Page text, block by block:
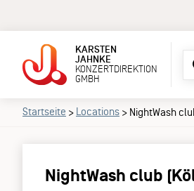
KARSTEN
JAHNKE
KONZERTDIREKTION
GMBH
Startseite > Locations > NightWash
NightWash club